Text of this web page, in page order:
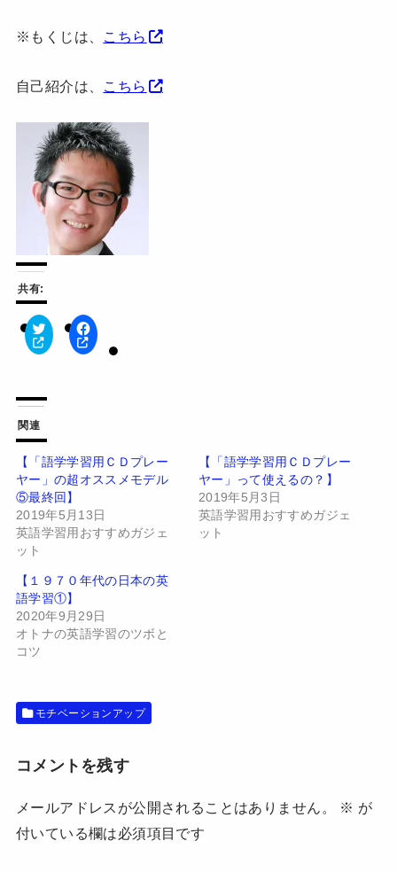
※もくじは、 こちら
自己紹介は、 こちら
共有:
ク
リ
て
T
w
i
t
t
r
で
共
有
(
新
し
い
ウ
ィ
ン
ド
ウ
で
開
き
F
a
有
す
る
ク
リ
ッ
て
く
さ
い
(
新
ン
ド
ウ
き
ま
関連
【「語学学習用ＣＤプレー
ヤー」の超オススメモデル
⑤最終回】
2019年5月13日
英語学習用おすすめガジェ
ット
【「語学学習用ＣＤプレー
ヤー」って使えるの？】
2019年5月3日
英語学習用おすすめガジェ
ット
【１９７０年代の日本の英
語学習①】
2020年9月29日
オトナの英語学習のツボと
コツ
モチベーションアップ
コメントを残す
メールアドレスが公開されることはありません。 ※ が
付いている欄は必須項目です